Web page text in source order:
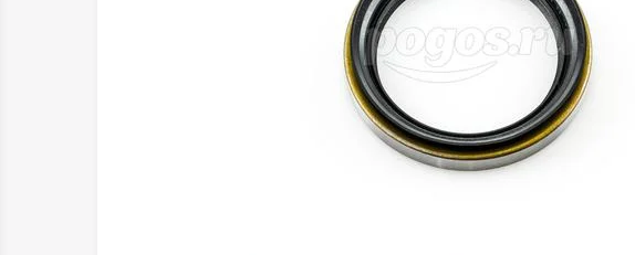
Оборудование для работ на
высоте
Пневматика, Гидравлика
Промышленная химия
Распродажа
Расходные материалы и